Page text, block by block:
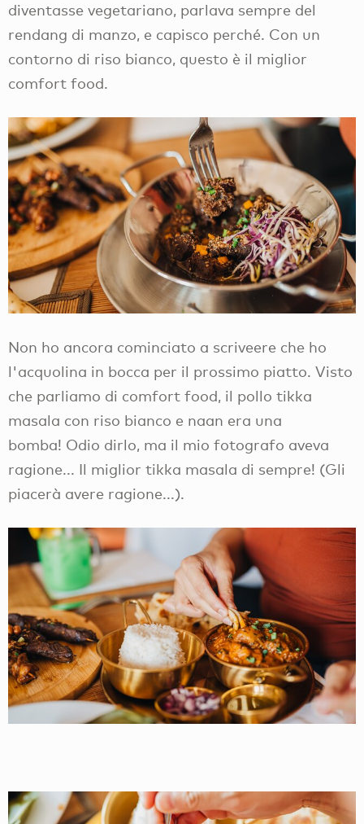
diventasse vegetariano, parlava sempre del
rendang di manzo, e capisco perché. Con un
contorno di riso bianco, questo è il miglior
comfort food.
Non ho ancora cominciato a scriveere che ho
l'acquolina in bocca per il prossimo piatto. Visto
che parliamo di comfort food, il pollo tikka
masala con riso bianco e naan era una
bomba! Odio dirlo, ma il mio fotografo aveva
ragione... Il miglior tikka masala di sempre! (Gli
piacerà avere ragione...).